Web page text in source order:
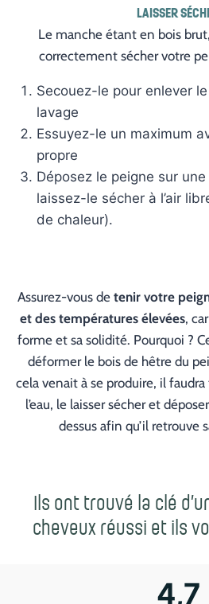
LAISSER
Le manche étant en bois
correctement sécher votre
Secouez-le pour enlever
lavage
Essuyez-le un maximum
propre
Déposez le peigne sur
laissez-le sécher à l’air
de chaleur).
Assurez-vous de tenir votre
et des températures élevées,
forme et sa solidité. Pourquoi ?
déformer le bois de hêtre du
cela venait à se produire, il
l’eau, le laisser sécher et
dessus afin qu’il retrouve
Ils ont trouvé la clé
cheveux réussi et ils
4,7